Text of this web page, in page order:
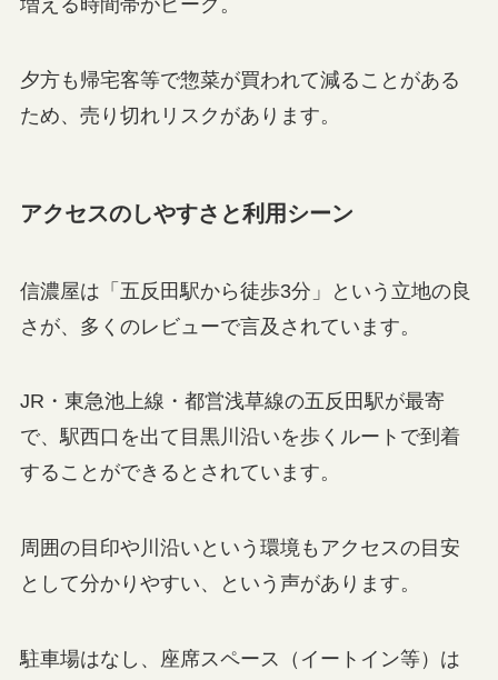
増える時間帯がピーク。
夕方も帰宅客等で惣菜が買われて減ることがある
ため、売り切れリスクがあります。
アクセスのしやすさと利用シーン
信濃屋は「五反田駅から徒歩3分」という立地の良
さが、多くのレビューで言及されています。
JR・東急池上線・都営浅草線の五反田駅が最寄
で、駅西口を出て目黒川沿いを歩くルートで到着
することができるとされています。
周囲の目印や川沿いという環境もアクセスの目安
として分かりやすい、という声があります。
駐車場はなし、座席スペース（イートイン等）は